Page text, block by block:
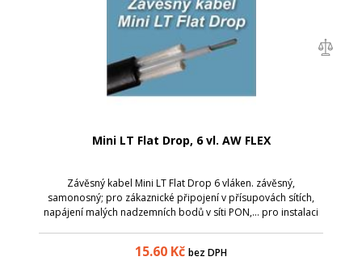
Mini LT Flat Drop, 6 vl. AW FLEX
Závěsný kabel Mini LT Flat Drop 6 vláken. závěsný,
samonosný; pro zákaznické připojení v přísupovách sítích,
napájení malých nadzemních bodů v síti PON,... pro instalaci
15.60 Kč bez DPH